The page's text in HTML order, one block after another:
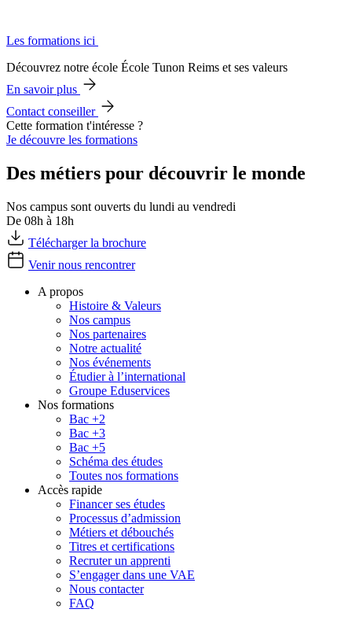
Les formations ici
Découvrez notre école École Tunon Reims et ses valeurs
En savoir plus
Contact conseiller
Cette formation t'intéresse ?
Je découvre les formations
Des métiers pour découvrir le monde
Nos campus sont ouverts du lundi au vendredi
De 08h à 18h
Télécharger la brochure
Venir nous rencontrer
A propos
Histoire & Valeurs
Nos campus
Nos partenaires
Notre actualité
Nos événements
Étudier à l’international
Groupe Eduservices
Nos formations
Bac +2
Bac +3
Bac +5
Schéma des études
Toutes nos formations
Accès rapide
Financer ses études
Processus d’admission
Métiers et débouchés
Titres et certifications
Recruter un apprenti
S’engager dans une VAE
Nous contacter
FAQ